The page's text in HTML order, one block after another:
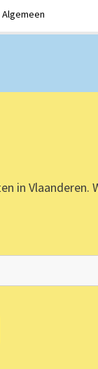
Algemeen
in Vlaanderen.